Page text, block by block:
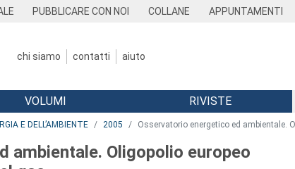
PUBBLICARE CON NOI COLLANE APPUNTAMENTI
chi siamo contatti aiuto
VOLUMI RIVISTE
E DELL’AMBIENTE 2005 Osservatorio energetico ed ambientale.
ambientale. Oligopolio europeo